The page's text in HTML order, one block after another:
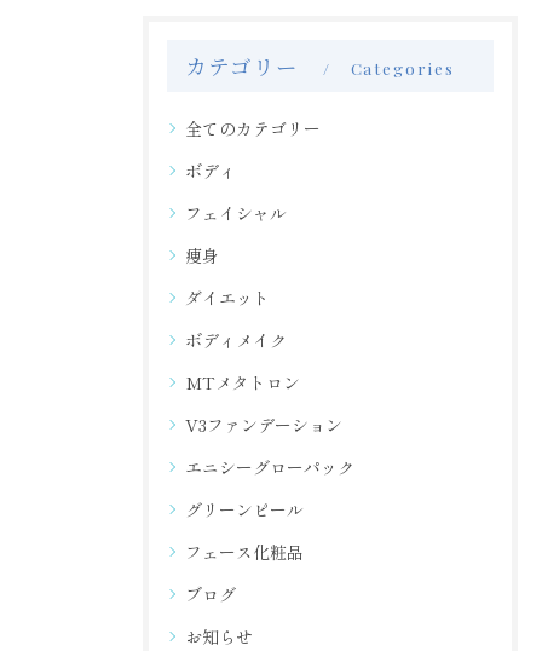
カテゴリー Categories
全てのカテゴリー
ボディ
フェイシャル
痩身
ダイエット
ボディメイク
MTメタトロン
V3ファンデーション
エニシーグローパック
グリーンピール
フェース化粧品
ブログ
お知らせ